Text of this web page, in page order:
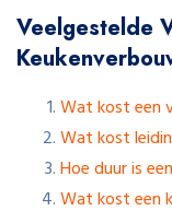
Veelgestelde
Wat kost een
Wat kost
Hoe duur is
Wat kost een